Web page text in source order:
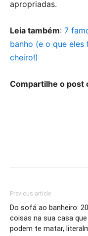
apropriadas.
Leia também: 7
banho (e o que eles
cheiro!)
Compartilhe o post
Previous article
Do sofá ao banheiro: 20
coisas na sua casa que
podem te matar,